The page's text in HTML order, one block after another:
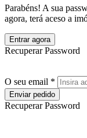
Parabéns! A sua
agora, terá aceso a
Entrar agora
Recuperar Password
O seu email *
Enviar pedido
Recuperar Password